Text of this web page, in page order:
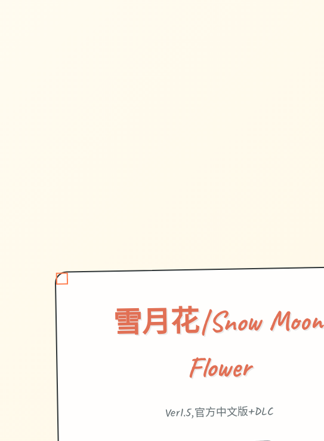
雪月花|Snow Moon
Flower
Ver1.5,官方中文版+DLC